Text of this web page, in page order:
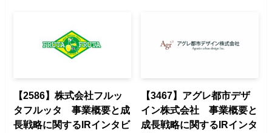
【2586】株式会社フルッ
タフルッタ 事業概要と成
長戦略に関するIRインタビ
【3467】アグレ都市デザ
イン株式会社 事業概要と
成長戦略に関するIRインタ